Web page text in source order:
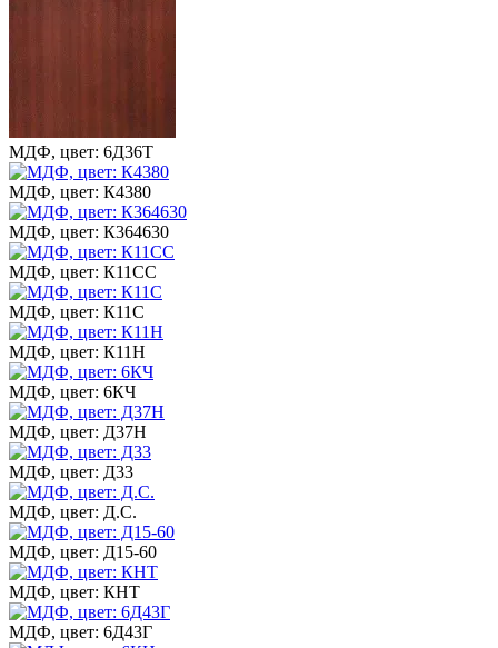
МДФ, цвет: 6Д36Т
МДФ, цвет: К4380
МДФ, цвет: К364630
МДФ, цвет: К11СС
МДФ, цвет: К11С
МДФ, цвет: К11Н
МДФ, цвет: 6КЧ
МДФ, цвет: Д37Н
МДФ, цвет: Д33
МДФ, цвет: Д.С.
МДФ, цвет: Д15-60
МДФ, цвет: КНТ
МДФ, цвет: 6Д43Г